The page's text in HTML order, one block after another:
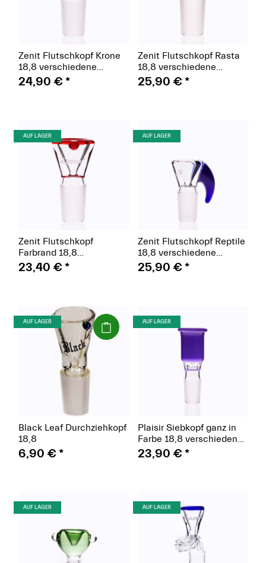
Zenit Flutschkopf Krone
18,8 verschiedene
Farben
24,90 € *
Zenit Flutschkopf Rasta
18,8 verschiedene
Farben
25,90 € *
AUF LAGER (Paket)
Zenit Flutschkopf
Farbrand 18,8
verschiedene Farben
23,40 € *
AUF LAGER
Zenit Flutschkopf Reptile
18,8 verschiedene
Farben
25,90 € *
AUF LAGER (Paket)
Black Leaf Durchziehkopf
18,8
6,90 € *
AUF LAGER
Plaisir Siebkopf ganz in
Farbe 18,8 verschiedene
Farben
23,90 € *
AUF LAGER (Paket) AUF LAGER